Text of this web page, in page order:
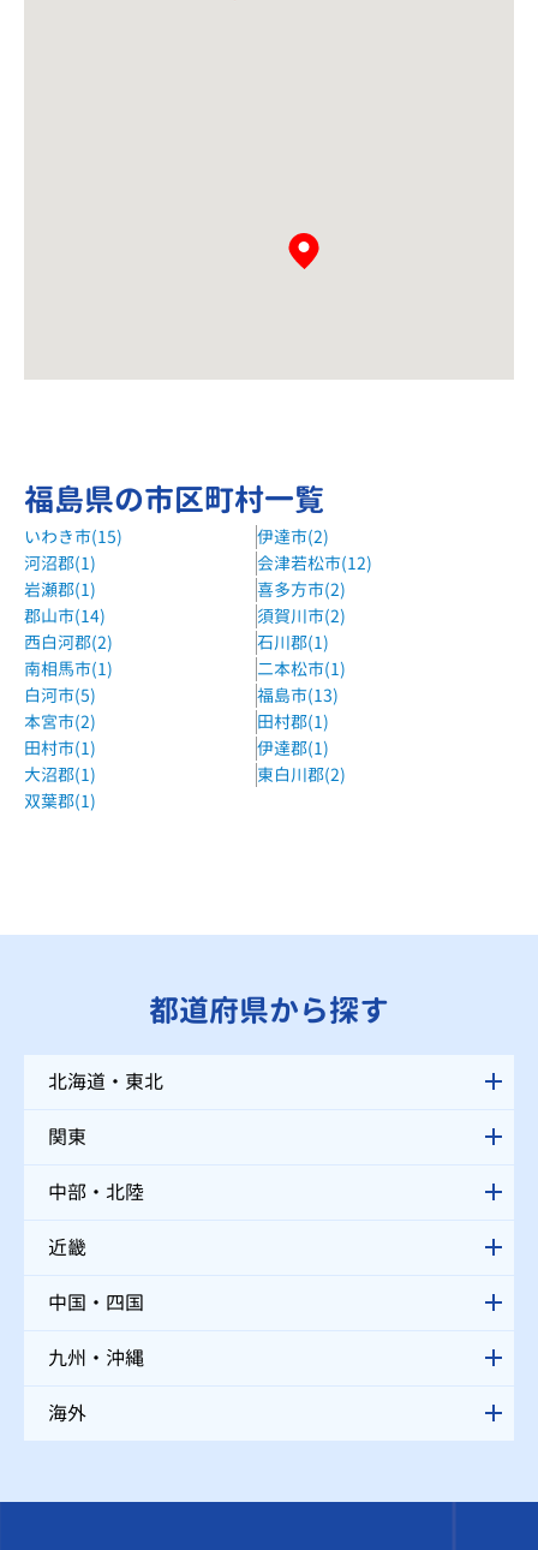
福島県の市区町村一覧
いわき市(15)
伊達市(2)
河沼郡(1)
会津若松市(12)
岩瀬郡(1)
喜多方市(2)
郡山市(14)
須賀川市(2)
西白河郡(2)
石川郡(1)
南相馬市(1)
二本松市(1)
白河市(5)
福島市(13)
本宮市(2)
田村郡(1)
田村市(1)
伊達郡(1)
大沼郡(1)
東白川郡(2)
双葉郡(1)
都道府県から探す
北海道・東北
関東
中部・北陸
近畿
中国・四国
九州・沖縄
海外